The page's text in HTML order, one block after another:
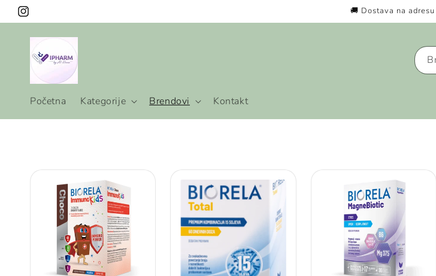
Preskoči
na
sadržaj
Instagram
🚚 Dostava na adresu
Početna Kategorije Brendovi Kontakt